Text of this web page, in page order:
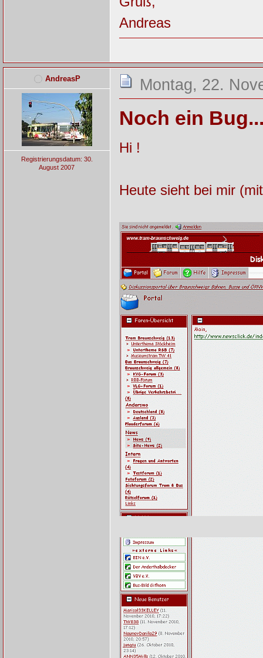
Andreas
AndreasP
Registrierungsdatum: 30.
August 2007
Montag, 22.
Noch ein
Hi !
Heute sieht bei mir